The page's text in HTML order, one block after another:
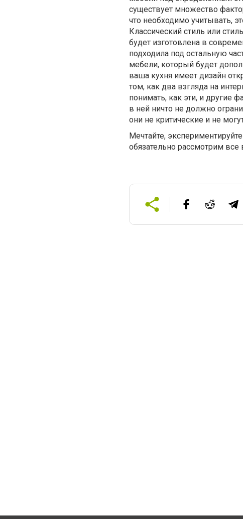
существует множество
что необходимо учитывать,
Классический стиль или
будет изготовлена в
подходила под остальную
мебели, который будет
ваша кухня имеет дизайн
том, как два взгляда на
понимать, как эти, и другие
в ней ничто не должно
они не критические и не
Мечтайте,
обязательно рассмотрим